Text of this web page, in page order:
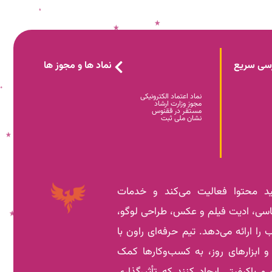
سریع نماد ها و مجوز ها
نماد اعتماد الکترونیکی
مجوز وزارت ارشاد
مستقر در ققنوس
نشان ملی ثبت
محتوا فعالیت می‌کند و خدمات
ادیت فیلم و عکس، طراحی لوگو،
را ارائه می‌دهد. تیم حرفه‌ای راون با
ابزارهای روز، به کسب‌وکارها کمک